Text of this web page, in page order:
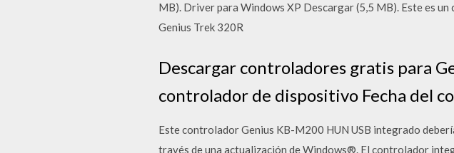
MB). Driver para Windows XP Descargar (5,5 MB). Este es
Genius Trek 320R
Descargar controladores gratis para
controlador de dispositivo Fecha del
Este controlador Genius KB-M200 HUN USB integrado
través de una actualización de Windows®. El controlador